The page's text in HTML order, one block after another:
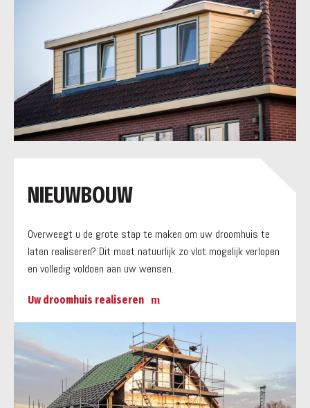
NIEUWBOUW
Overweegt u de grote stap te maken om uw droomhuis te
laten realiseren? Dit moet natuurlijk zo vlot mogelijk verlopen
en volledig voldoen aan uw wensen.
Uw droomhuis realiseren